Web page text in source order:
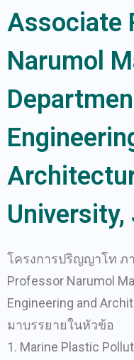
Associate
Narumol
University,
โครงการปริญญาโท ภ
Professor Narumol
Engineering and
มาบรรยายในหัวข้อ
1. Marine Plastic